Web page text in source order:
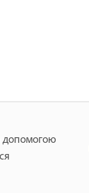
допомогою